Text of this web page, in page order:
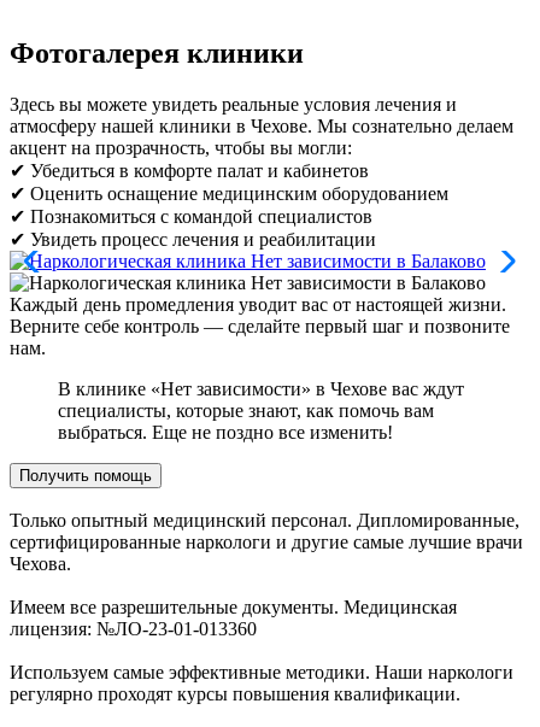
Фотогалерея клиники
Здесь вы можете увидеть реальные условия лечения и
атмосферу нашей клиники в Чехове. Мы сознательно делаем
акцент на прозрачность, чтобы вы могли:
✔ Убедиться в комфорте палат и кабинетов
✔ Оценить оснащение медицинским оборудованием
✔ Познакомиться с командой специалистов
✔ Увидеть процесс лечения и реабилитации
Каждый день промедления уводит вас от настоящей жизни.
Верните себе контроль — сделайте первый шаг и позвоните
нам.
В клинике «Нет зависимости» в Чехове вас ждут
специалисты, которые знают, как помочь вам
выбраться. Еще не поздно все изменить!
Получить помощь
Только опытный медицинский персонал. Дипломированные,
сертифицированные наркологи и другие самые лучшие врачи
Чехова.
Имеем все разрешительные документы. Медицинская
лицензия: №ЛО-23-01-013360
Используем самые эффективные методики. Наши наркологи
регулярно проходят курсы повышения квалификации.